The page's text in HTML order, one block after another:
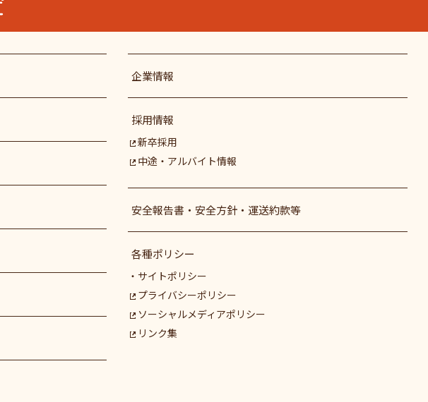
企業情報
採用情報
新卒採用
中途・アルバイト情報
安全報告書・安全方針・運送約款等
各種ポリシー
サイトポリシー
プライバシーポリシー
ソーシャルメディアポリシー
リンク集